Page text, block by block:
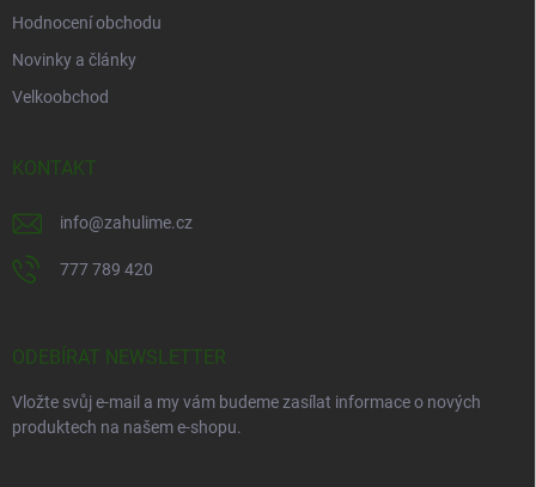
Hodnocení obchodu
Novinky a články
Velkoobchod
KONTAKT
info@zahulime.cz
777 789 420
ODEBÍRAT NEWSLETTER
Vložte svůj e-mail a my vám budeme zasílat informace o nových
produktech na našem e-shopu.